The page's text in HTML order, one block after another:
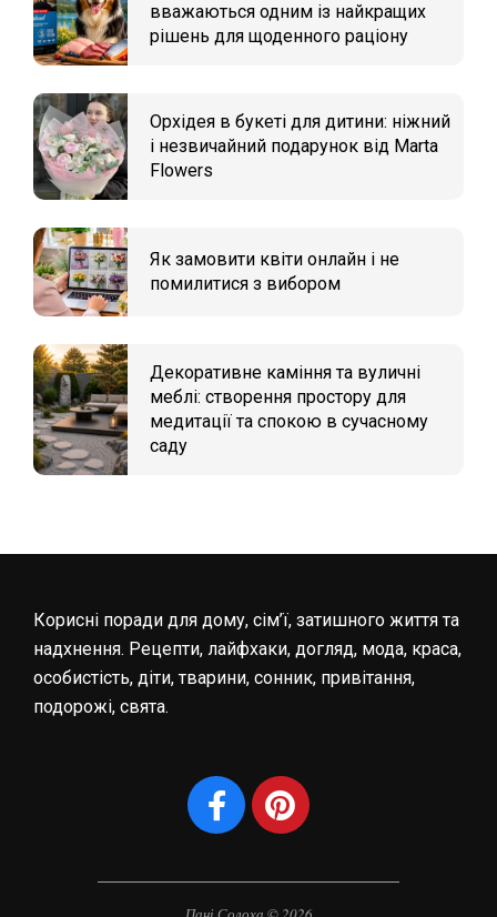
вважаються одним із найкращих
рішень для щоденного раціону
Орхідея в букеті для дитини: ніжний
і незвичайний подарунок від Marta
Flowers
Як замовити квіти онлайн і не
помилитися з вибором
Декоративне каміння та вуличні
меблі: створення простору для
медитації та спокою в сучасному
саду
Корисні поради для дому, сім’ї, затишного життя та
надхнення. Рецепти, лайфхаки, догляд, мода, краса,
особистість, діти, тварини, сонник, привітання,
подорожі, свята.